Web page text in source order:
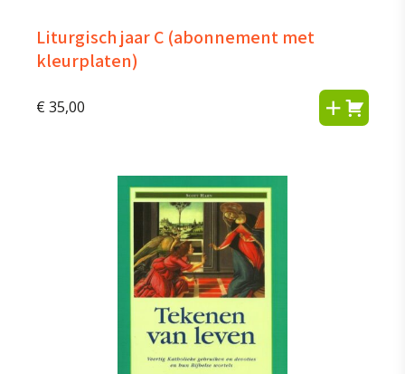
Liturgisch jaar C (abonnement met
kleurplaten)
€ 35,00